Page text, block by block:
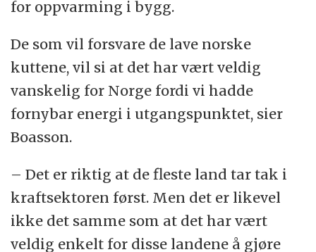
for oppvarming i bygg.
De som vil forsvare de lave norske
kuttene, vil si at det har vært veldig
vanskelig for Norge fordi vi hadde
fornybar energi i utgangspunktet, sier
Boasson.
– Det er riktig at de fleste land tar tak i
kraftsektoren først. Men det er likevel
ikke det samme som at det har vært
veldig enkelt for disse landene å gjøre